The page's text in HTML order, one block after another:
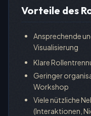
Vorteile des
Ansprechende
Visualisierung
Klare
Geringer
Workshop
Viele nützliche
(Interaktionen,